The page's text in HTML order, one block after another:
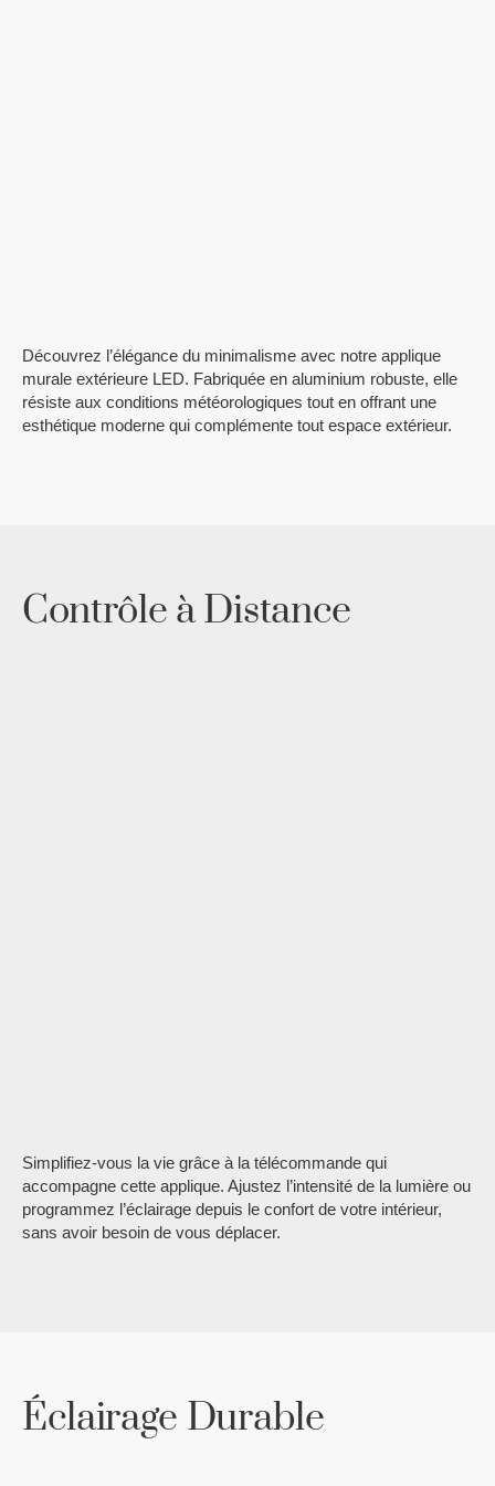
Découvrez l’élégance du minimalisme avec notre applique
murale extérieure LED. Fabriquée en aluminium robuste, elle
résiste aux conditions météorologiques tout en offrant une
esthétique moderne qui complémente tout espace extérieur.
Contrôle à Distance
Simplifiez-vous la vie grâce à la télécommande qui
accompagne cette applique. Ajustez l’intensité de la lumière ou
programmez l’éclairage depuis le confort de votre intérieur,
sans avoir besoin de vous déplacer.
Éclairage Durable